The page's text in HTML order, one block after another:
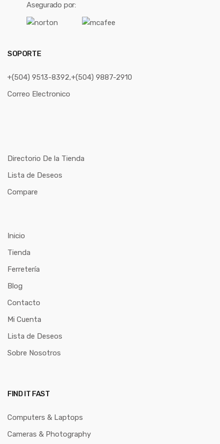
Asegurado por:
SOPORTE
+(504) 9513-8392,+(504) 9887-2910
Correo Electronico
Directorio De la Tienda
Lista de Deseos
Compare
Inicio
Tienda
Ferretería
Blog
Contacto
Mi Cuenta
Lista de Deseos
Sobre Nosotros
FIND IT FAST
Computers & Laptops
Cameras & Photography